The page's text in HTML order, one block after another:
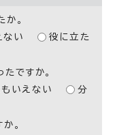
。
ない
役に立た
ですか。
いえない
分
。